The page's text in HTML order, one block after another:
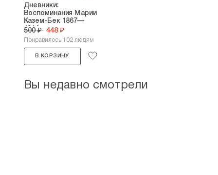
Дневники:
Воспоминания Марии
Казем-Бек 1867—
1914...
500 ₽ 448 ₽
Понравилось 102 людям
В КОРЗИНУ
Вы недавно смотрели